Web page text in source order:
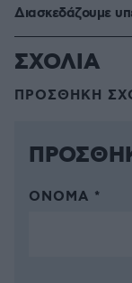
Διασκεδάζουμε
ΣΧΟΛΙΑ
ΠΡΟΣΘΗΚΗ
ΌΝΟΜΑ *